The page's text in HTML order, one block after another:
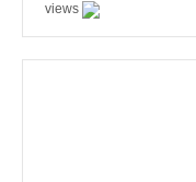
views